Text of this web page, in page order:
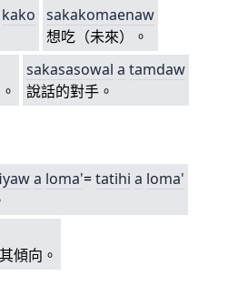
kako sakakomaenaw
想吃（未來）。
sakasasowal a tamdaw
說話的對手。
a loma'=tatihi a loma'
傾向。